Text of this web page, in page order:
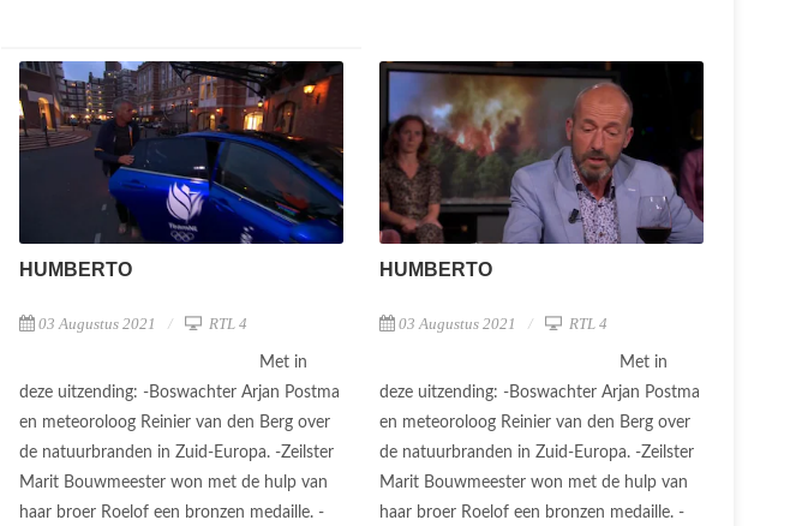
HUMBERTO
03 Augustus 2021 RTL 4
Met in
deze uitzending: -Boswachter Arjan Postma
en meteoroloog Reinier van den Berg over
de natuurbranden in Zuid-Europa. -Zeilster
Marit Bouwmeester won met de hulp van
haar broer Roelof een bronzen medaille. -
HUMBERTO
03 Augustus 2021 RTL 4
Met in
deze uitzending: -Boswachter Arjan Postma
en meteoroloog Reinier van den Berg over
de natuurbranden in Zuid-Europa. -Zeilster
Marit Bouwmeester won met de hulp van
haar broer Roelof een bronzen medaille. -